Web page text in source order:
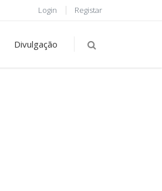
Login Registar
Divulgação